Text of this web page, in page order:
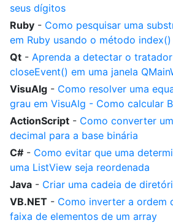
seus dígitos
Ruby - Como pesquisar uma
em Ruby usando o método
Qt - Aprenda a detectar o
closeEvent() em uma janela
VisuAlg - Como resolver uma
grau em VisuAlg - Como calcular
ActionScript - Como converter
decimal para a base binária
C# - Como evitar que uma
uma ListView seja reordenada
Java - Criar uma cadeia de
VB.NET - Como inverter a ordem
faixa de elementos de um array